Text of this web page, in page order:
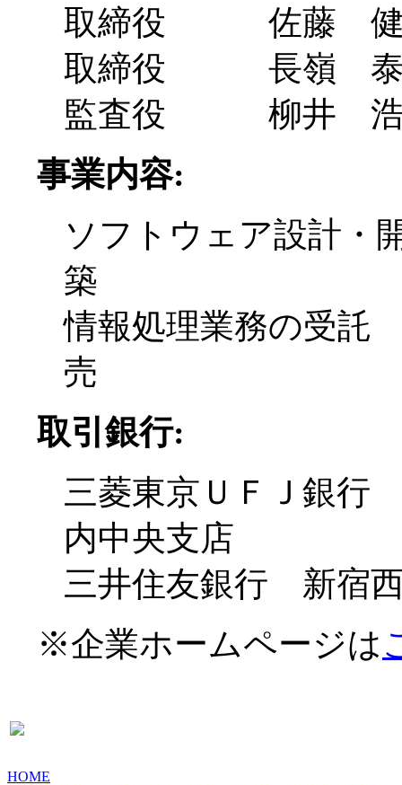
取締役 佐藤 健
取締役 長嶺 泰
監査役 柳井
事業内容:
ソフトウェア設計
築
情報処理業務の受託
売
取引銀行:
三菱東京ＵＦＪ銀
内中央支店
三井住友銀行 新宿
※企業ホームページは
HOME